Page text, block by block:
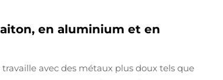
en aluminium et en
avec des métaux plus doux tels que